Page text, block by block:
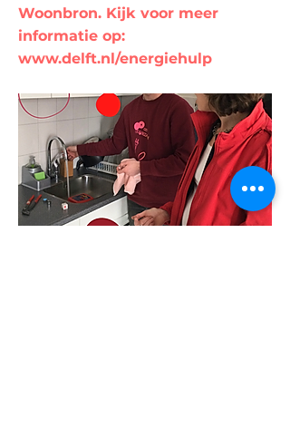
Woonbron. Kijk voor meer
informatie op:
www.delft.nl/energiehulp